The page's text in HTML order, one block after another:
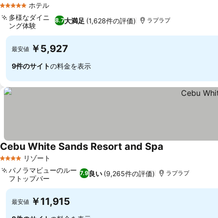
5 ホテルのランク
ホテル
8.7大満足 (1,628件の評価)
多様なダイニ
ング体験
ラプラプ
最安値 ￥5,927
9件のサイトの料金を表示
4 ホテルのランク
リゾート
Cebu White Sands Resort and Spa
7.9良い (9,265件の評価)
パノラマビューのルー
フトップバー
ラプラプ
最安値 ￥11,915